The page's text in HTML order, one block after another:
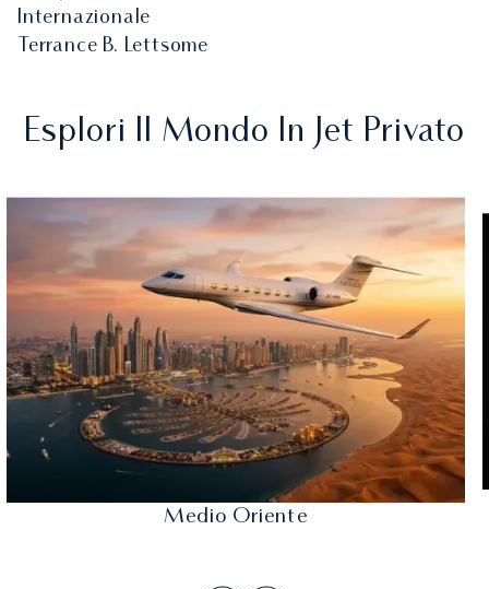
Internazionale
Terrance B. Lettsome
Esplori Il Mondo In Jet Privato
Medio Oriente